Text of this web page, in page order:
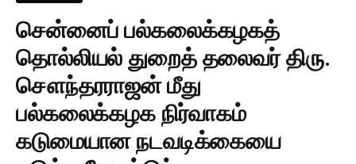
சென்னைப் பல்கலைக்கழகத்
தொல்லியல் துறைத் தலைவர் திரு.
சௌந்தரராஜன் மீது
பல்கலைக்கழக நிர்வாகம்
கடுமையான நடவடிக்கையை